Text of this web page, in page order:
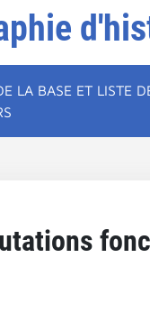
LA BASE ET LISTE